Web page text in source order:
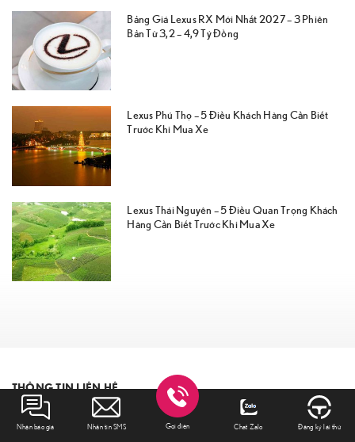
Bảng Giá Lexus RX Mới Nhất 2027 – 3 Phiên
Bản Từ 3,2 – 4,9 Tỷ Đồng
Lexus Phú Thọ – 5 Điều Khách Hàng Cần Biết
Trước Khi Mua Xe
Lexus Thái Nguyên – 5 Điều Quan Trọng Khách
Hàng Cần Biết Trước Khi Mua Xe
THÔNG TIN LIÊN HỆ
Hotline
077.313.3388
Nhận báo giá Nhắn tin SMS Gọi điện Chat Zalo Đăng ký lái thử